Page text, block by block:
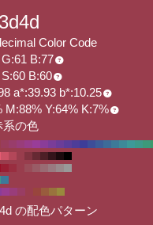
Color Code
G:61 B:77
B:60
a*:39.93 b*:10.25
M:88% Y:64% K:7%
系の色
の配色パターン